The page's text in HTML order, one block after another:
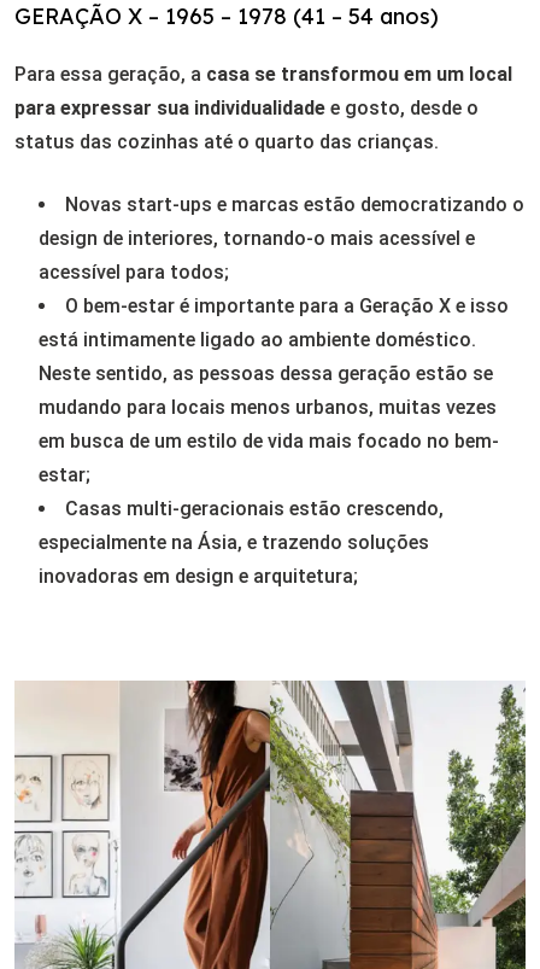
GERAÇÃO X – 1965 – 1978 (41 – 54 anos)
Para essa geração, a casa se transformou em um local
para expressar sua individualidade e gosto, desde o
status das cozinhas até o quarto das crianças.
Novas start-ups e marcas estão democratizando o
design de interiores, tornando-o mais acessível e
acessível para todos;
O bem-estar é importante para a Geração X e isso
está intimamente ligado ao ambiente doméstico.
Neste sentido, as pessoas dessa geração estão se
mudando para locais menos urbanos, muitas vezes
em busca de um estilo de vida mais focado no bem-
estar;
Casas multi-geracionais estão crescendo,
especialmente na Ásia, e trazendo soluções
inovadoras em design e arquitetura;